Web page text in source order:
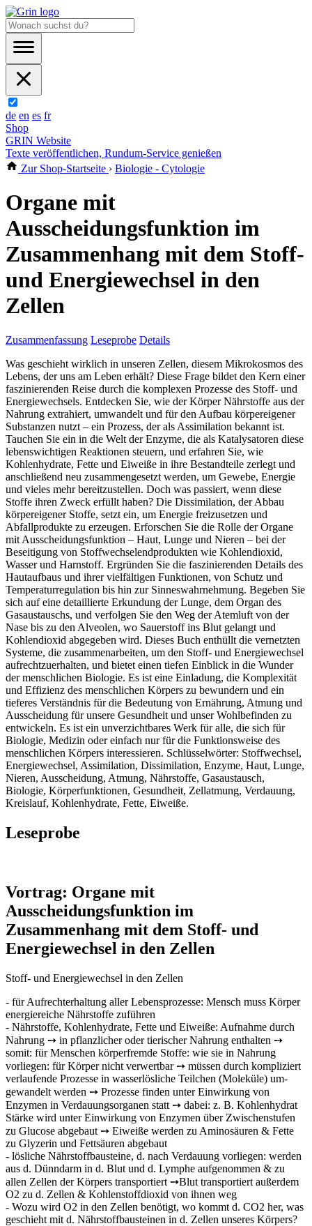
de en es fr
Shop
GRIN Website
Texte veröffentlichen, Rundum-Service genießen
Zur Shop-Startseite › Biologie - Cytologie
Organe mit
Ausscheidungsfunktion im
Zusammenhang mit dem Stoff-
und Energiewechsel in den
Zellen
Zusammenfassung Leseprobe Details
Was geschieht wirklich in unseren Zellen, diesem Mikrokosmos des
Lebens, der uns am Leben erhält? Diese Frage bildet den Kern einer
faszinierenden Reise durch die komplexen Prozesse des Stoff- und
Energiewechsels. Entdecken Sie, wie der Körper Nährstoffe aus der
Nahrung extrahiert, umwandelt und für den Aufbau körpereigener
Substanzen nutzt – ein Prozess, der als Assimilation bekannt ist.
Tauchen Sie ein in die Welt der Enzyme, die als Katalysatoren diese
lebenswichtigen Reaktionen steuern, und erfahren Sie, wie
Kohlenhydrate, Fette und Eiweiße in ihre Bestandteile zerlegt und
anschließend neu zusammengesetzt werden, um Gewebe, Energie
und vieles mehr bereitzustellen. Doch was passiert, wenn diese
Stoffe ihren Zweck erfüllt haben? Die Dissimilation, der Abbau
körpereigener Stoffe, setzt ein, um Energie freizusetzen und
Abfallprodukte zu erzeugen. Erforschen Sie die Rolle der Organe
mit Ausscheidungsfunktion – Haut, Lunge und Nieren – bei der
Beseitigung von Stoffwechselendprodukten wie Kohlendioxid,
Wasser und Harnstoff. Ergründen Sie die faszinierenden Details des
Hautaufbaus und ihrer vielfältigen Funktionen, von Schutz und
Temperaturregulation bis hin zur Sinneswahrnehmung. Begeben Sie
sich auf eine detaillierte Erkundung der Lunge, dem Organ des
Gasaustauschs, und verfolgen Sie den Weg der Atemluft von der
Nase bis zu den Alveolen, wo Sauerstoff ins Blut gelangt und
Kohlendioxid abgegeben wird. Dieses Buch enthüllt die vernetzten
Systeme, die zusammenarbeiten, um den Stoff- und Energiewechsel
aufrechtzuerhalten, und bietet einen tiefen Einblick in die Wunder
der menschlichen Biologie. Es ist eine Einladung, die Komplexität
und Effizienz des menschlichen Körpers zu bewundern und ein
tieferes Verständnis für die Bedeutung von Ernährung, Atmung und
Ausscheidung für unsere Gesundheit und unser Wohlbefinden zu
entwickeln. Es ist ein unverzichtbares Werk für alle, die sich für
Biologie, Medizin oder einfach nur für die Funktionsweise des
menschlichen Körpers interessieren. Schlüsselwörter: Stoffwechsel,
Energiewechsel, Assimilation, Dissimilation, Enzyme, Haut, Lunge,
Nieren, Ausscheidung, Atmung, Nährstoffe, Gasaustausch,
Biologie, Körperfunktionen, Gesundheit, Zellatmung, Verdauung,
Kreislauf, Kohlenhydrate, Fette, Eiweiße.
Leseprobe
Vortrag: Organe mit
Ausscheidungsfunktion im
Zusammenhang mit dem Stoff- und
Energiewechsel in den Zellen
Stoff- und Energiewechsel in den Zellen
- für Aufrechterhaltung aller Lebensprozesse: Mensch muss Körper
energiereiche Nährstoffe zuführen
- Nährstoffe, Kohlenhydrate, Fette und Eiweiße: Aufnahme durch
Nahrung ➙ in pflanzlicher oder tierischer Nahrung enthalten ➙
somit: für Menschen körperfrem­de Stoffe: wie sie in Nahrung
vorliegen: für Körper nicht verwertbar ➙ müssen durch kompliziert
verlaufende Prozesse in wasserlösliche Teilchen (Moleküle) um­
gewandelt werden ➙ Prozesse finden unter Einwirkung von
Enzymen in Ver­dauungsorganen statt ➙ dabei: z. B. Kohlenhydrat
Stärke wird unter Einwir­kung von Enzymen über Zwischenstufen
zu Glucose abgebaut ➙ Eiweiße werden zu Aminosäuren & Fette
zu Glyzerin und Fettsäuren abgebaut
- lösliche Nährstoffbausteine, d. nach Verdauung vorliegen: werden
aus d. Dünn­darm in d. Blut und d. Lymphe aufgenommen & zu
allen Zellen der Körpers trans­portiert ➙Blut transportiert außerdem
O2 zu d. Zellen & Kohlenstoffdioxid von ih­nen weg
- Wozu wird O2 in den Zellen benötigt, wo kommt d. CO2 her, was
geschieht mit d. Nährstoffbausteinen in d. Zellen unseres Körpers?